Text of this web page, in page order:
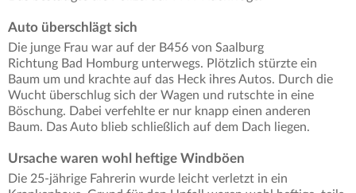
Auto überschlägt sich
Die junge Frau war auf der B456 von Saalburg
Richtung Bad Homburg unterwegs. Plötzlich stürzte ein
Baum um und krachte auf das Heck ihres Autos. Durch die
Wucht überschlug sich der Wagen und rutschte in eine
Böschung. Dabei verfehlte er nur knapp einen anderen
Baum. Das Auto blieb schließlich auf dem Dach liegen.
Ursache waren wohl heftige Windböen
Die 25-jährige Fahrerin wurde leicht verletzt in ein